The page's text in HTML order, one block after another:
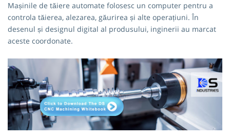
Mașinile de tăiere automate folosesc un computer pentru a
controla tăierea, alezarea, găurirea și alte operațiuni. În
desenul și designul digital al produsului, inginerii au marcat
aceste coordonate.